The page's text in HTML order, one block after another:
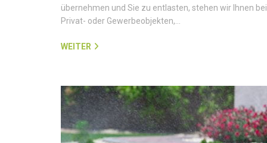
übernehmen und Sie zu entlasten, stehen wir Ihnen bei
Privat- oder Gewerbeobjekten,…
WEITER